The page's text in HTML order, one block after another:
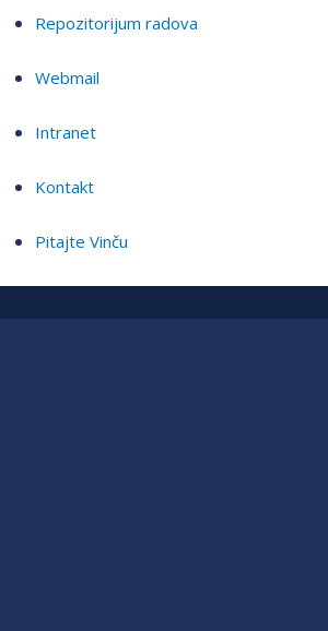
Repozitorijum radova
Webmail
Intranet
Kontakt
Pitajte Vinču